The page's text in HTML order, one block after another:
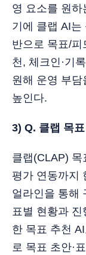
영 요소를 원하
기에 클랩 AI는
반으로 목표/
천, 체크인·기
원해 운영 부
높인다.
3) Q. 클랩 목
클랩(CLAP) 목
평가 연동까지
얼라인을 통해
표별 현황과
한 목표 추천
로 목표 초안·